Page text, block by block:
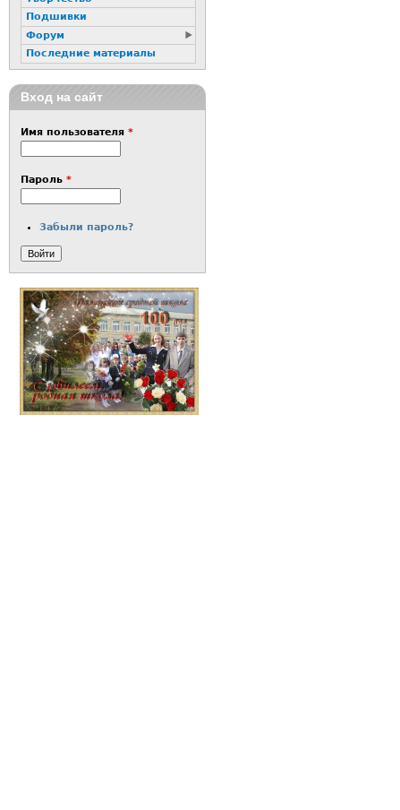
Подшивки
Форум
Последние материалы
Вход на сайт
Имя пользователя *
Пароль *
Забыли пароль?